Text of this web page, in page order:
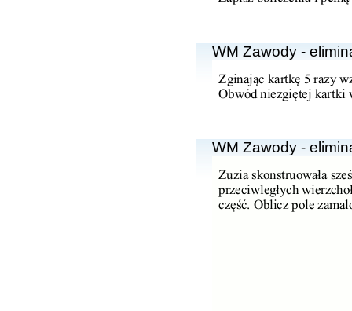
WM Zawody -
WM Zawody -